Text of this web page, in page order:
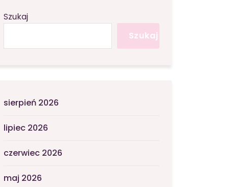
Szukaj
Szukaj
sierpień 2026
lipiec 2026
czerwiec 2026
maj 2026